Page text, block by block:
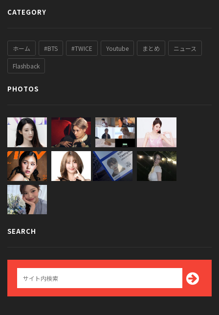
CATEGORY
ホーム #BTS #TWICE Youtube まとめ ニュース
Flashback
PHOTOS
SEARCH